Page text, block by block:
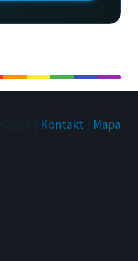
Kontakt
Mapa